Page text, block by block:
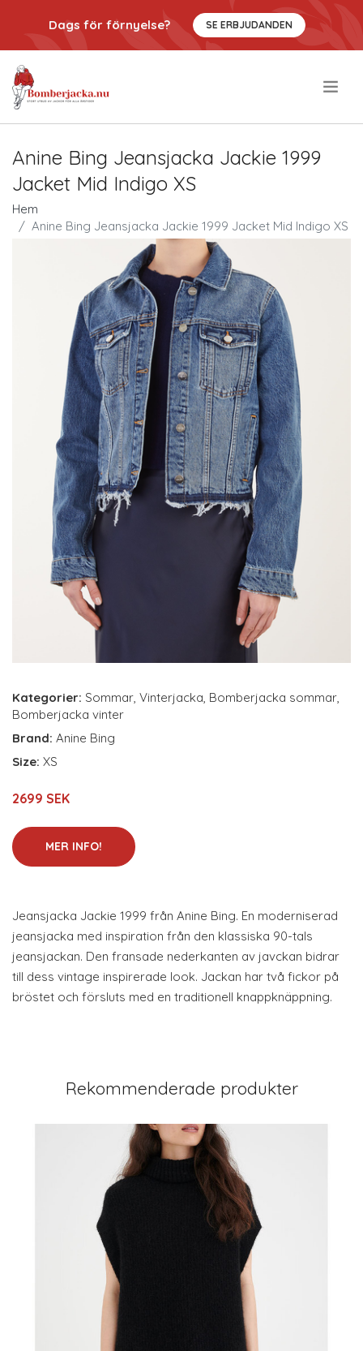
Dags för förnyelse? SE ERBJUDANDEN
Anine Bing Jeansjacka Jackie 1999
Jacket Mid Indigo XS
Hem
Anine Bing Jeansjacka Jackie 1999 Jacket Mid Indigo XS
Kategorier: Sommar Vinterjacka Bomberjacka sommar
Bomberjacka vinter
Brand: Anine Bing
Size: XS
2699 SEK
MER INFO!
Jeansjacka Jackie 1999 från Anine Bing. En moderniserad
jeansjacka med inspiration från den klassiska 90-tals
jeansjackan. Den fransade nederkanten av javckan bidrar
till dess vintage inspirerade look. Jackan har två fickor på
bröstet och försluts med en traditionell knappknäppning.
Rekommenderade produkter